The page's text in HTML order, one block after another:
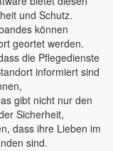
und Schutz.
können
geortet werden.
die Pflegedienste
informiert sind
gibt nicht nur den
Sicherheit,
dass ihre Lieben im
sind.